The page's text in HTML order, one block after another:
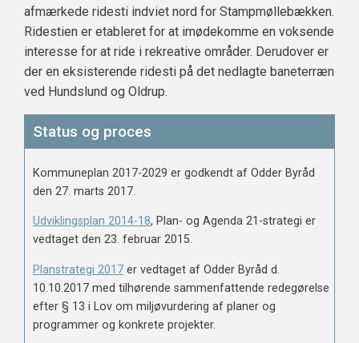
afmærkede ridesti indviet nord for Stampmøllebækken.
Ridestien er etableret for at imødekomme en voksende
interesse for at ride i rekreative områder. Derudover er
der en eksisterende ridesti på det nedlagte baneterræn
ved Hundslund og Oldrup.
Status og proces
Kommuneplan 2017-2029 er godkendt af Odder Byråd
den 27. marts 2017.
Udviklingsplan 2014-18, Plan- og Agenda 21-strategi er
vedtaget den 23. februar 2015.
Planstrategi 2017 er vedtaget af Odder Byråd d.
10.10.2017 med tilhørende sammenfattende redegørelse
efter § 13 i Lov om miljøvurdering af planer og
programmer og konkrete projekter.